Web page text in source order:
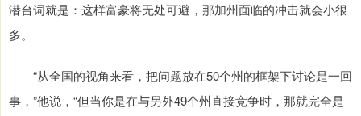
潜台词就是：这样富豪将无处可避，那加州面临的冲击就会小很
多。
“从全国的视角来看，把问题放在50个州的框架下讨论是一回
事，”他说，“但当你是在与另外49个州直接竞争时，那就完全是